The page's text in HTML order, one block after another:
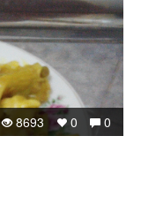
0
0
8693